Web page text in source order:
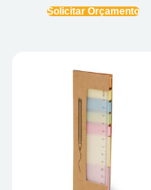
Solicitar Orçamento